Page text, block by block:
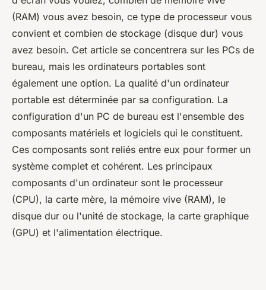
(RAM) vous avez besoin, ce type de processeur vous
convient et combien de stockage (disque dur) vous
avez besoin. Cet article se concentrera sur les PCs de
bureau, mais les ordinateurs portables sont
également une option. La qualité d'un ordinateur
portable est déterminée par sa configuration. La
configuration d'un PC de bureau est l'ensemble des
composants matériels et logiciels qui le constituent.
Ces composants sont reliés entre eux pour former un
système complet et cohérent. Les principaux
composants d'un ordinateur sont le processeur
(CPU), la carte mère, la mémoire vive (RAM), le
disque dur ou l'unité de stockage, la carte graphique
(GPU) et l'alimentation électrique.